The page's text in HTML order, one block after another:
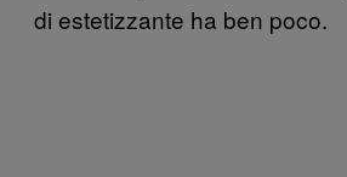
di estetizzante ha ben poco.